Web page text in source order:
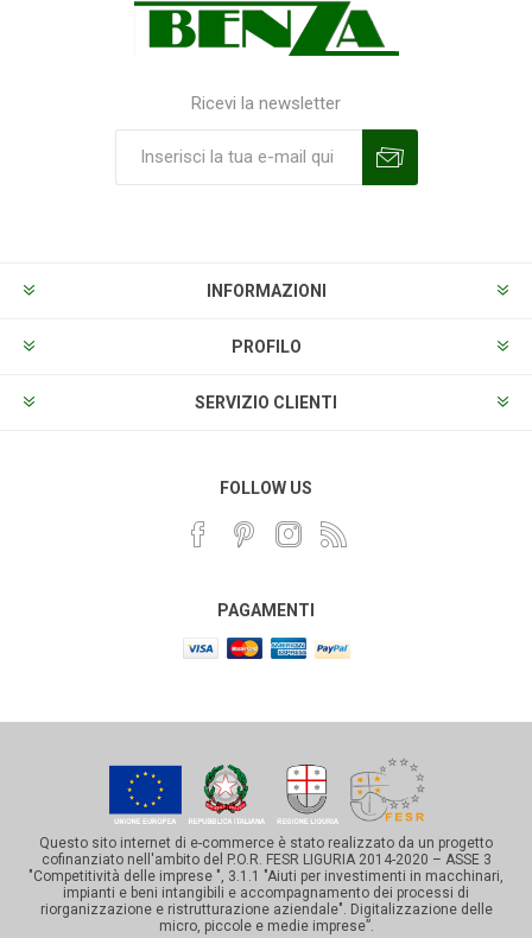
Ricevi la newsletter
INFORMAZIONI
PROFILO
SERVIZIO CLIENTI
FOLLOW US
PAGAMENTI
Questo sito internet di e-commerce è stato realizzato da un progetto
cofinanziato nell'ambito del P.O.R. FESR LIGURIA 2014-2020 – ASSE 3
"Competitività delle imprese ", 3.1.1 "Aiuti per investimenti in macchinari,
impianti e beni intangibili e accompagnamento dei processi di
riorganizzazione e ristrutturazione aziendale". Digitalizzazione delle
micro, piccole e medie imprese”.